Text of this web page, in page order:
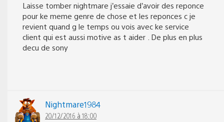
Laisse tomber nightmare j’essaie d’avoir des reponce
pour ke meme genre de chose et les reponces c je
revient quand g le temps ou vois avec ke service
client qui est aussi motive as t aider . De plus en plus
decu de sony
Nightmare1984
20/12/2016 à 18:00